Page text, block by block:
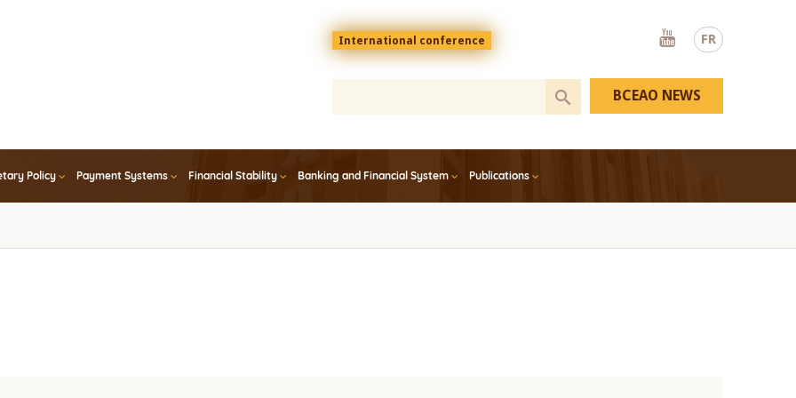
FR
Menu
top
En
International conference
Youtube
Policy Payment Systems Financial Stability Banking and Financial System Publications
BCEAO NEWS